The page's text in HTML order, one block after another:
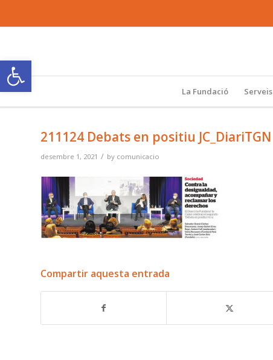
Obre la barra d'eines
La Fundació Serveis
211124 Debats en positiu JC_DiariTGN
desembre 1, 2021 / by comunicacio
Compartir aquesta entrada